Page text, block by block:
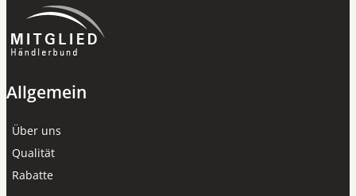
Allgemein
Über uns
Qualität
Rabatte